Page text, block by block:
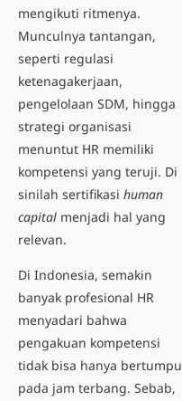
mengikuti ritmenya.
Munculnya tantangan,
seperti regulasi
ketenagakerjaan,
pengelolaan SDM, hingga
strategi organisasi
menuntut HR memiliki
kompetensi yang teruji. Di
sinilah sertifikasi human
capital menjadi hal yang
relevan.
Di Indonesia, semakin
banyak profesional HR
menyadari bahwa
pengakuan kompetensi
tidak bisa hanya bertumpu
pada jam terbang. Sebab,